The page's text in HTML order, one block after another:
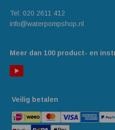
Meer dan 100 product- en
Tel: 020 2611 412
info@waterpompshop.nl
Veilig betalen